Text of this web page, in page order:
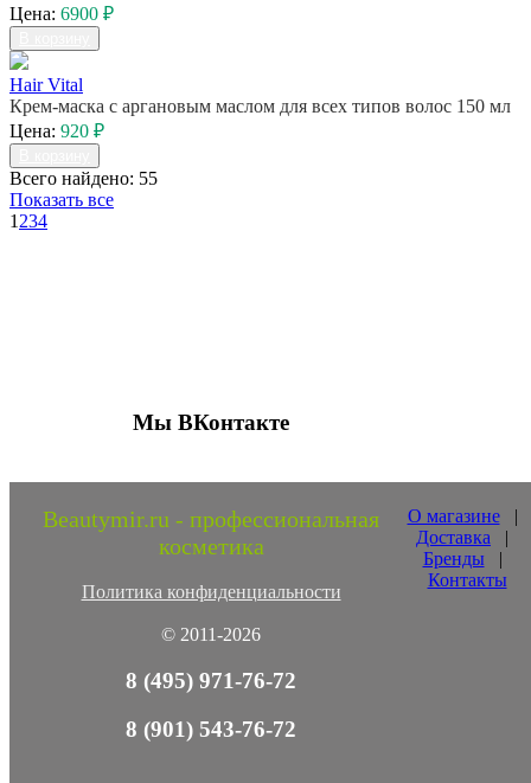
Цена: 6900 ₽
Hair Vital
Крем-маска с аргановым маслом для всех типов волос 150 мл
Цена: 920 ₽
Всего найдено: 55
Показать все
1 234
Мы ВКонтакте
Beautymir.ru - профессиональная
косметика
Политика конфиденциальности
© 2011-2026
О магазине|
Доставка |
Бренды |
Контакты
8 (495) 971-76-72
8 (901) 543-76-72